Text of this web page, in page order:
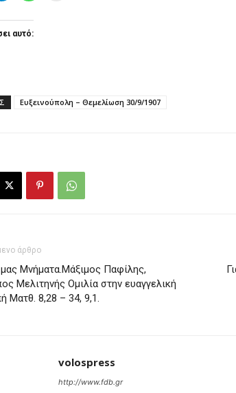
αυτό:
Ευξεινούπολη – Θεμελίωση 30/9/1907
άρθρο
Μνήματα.Μάξιμος Παφίλης,
Μελιτηνής Ομιλία στην ευαγγελική
Ματθ. 8,28 – 34, 9,1.
volospress
http://www.fdb.gr